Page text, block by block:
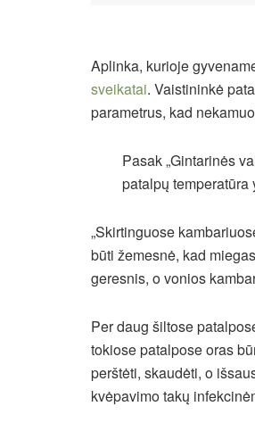
Aplinka, kurioje
sveikatai. Vaistininkė
parametrus, kad
Pasak „Gintarinės
patalpų temperatūra
„Skirtinguose
būti žemesnė, kad
geresnis, o vonios
Per daug šiltose
tokiose patalpose oras
perštėti, skaudėti, o
kvėpavimo takų